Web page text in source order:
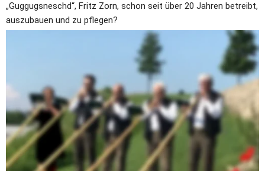
„Guggugsneschd“, Fritz Zorn, schon seit über 20 Jahren betreibt,
auszubauen und zu pflegen?
Geschichte wird das beschrieben, was
dann in der Folgezeit, nämlich nach mehreren Besuchen des
„Guggugsneschdes“, passiert ist. Oder es war einfach die
Begeisterung für diese besondere Stimmung, die das Alphorn
verbreitet und den Initiator des Ensembles Peter Pfeiffer aus
Stettfeld bei Karlsruhe, dazu veranlasst hat, weitere für diese
Art von Musik anfällige Blechbläser zu gewinnen. Auch dies war
beileibe kein
Zu fall sondern ein ausgesprochener Glücks
weitere Spitzenmusiker wie Ingbert Thorn, Thomas Lösch,
Markus Waltenberger und Cristina Buchholz zu gewinnen.